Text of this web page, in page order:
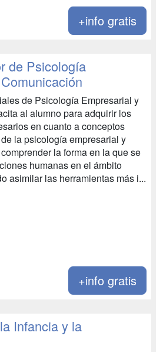
+info gratis
de Psicología
de Psicología Empresarial y
al alumno para adquirir los
en cuanto a conceptos
la psicología empresarial y
la forma en la que se
humanas en el ámbito
asimilar las herramientas más i...
+info gratis
Infancia y la